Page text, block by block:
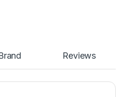
Reviews